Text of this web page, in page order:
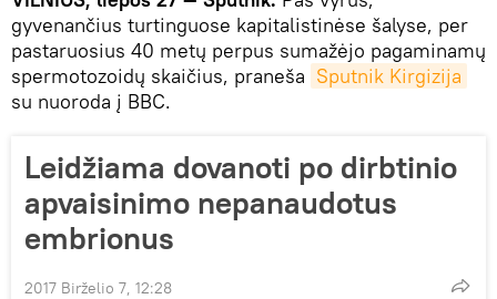
gyvenančius turtinguose kapitalistinėse šalyse, per
pastaruosius 40 metų perpus sumažėjo pagaminamų
spermotozoidų skaičius, praneša Sputnik Kirgizija
su nuoroda į BBC.
Leidžiama dovanoti po dirbtinio
apvaisinimo nepanaudotus
embrionus
2017 Birželio 7, 12:28